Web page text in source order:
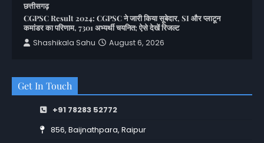
छत्तीसगढ़
CGPSC Result 2024: CGPSC ने जारी किया सूबेदार, SI और प्लाटून
कमांडर का परिणाम, 7301 अभ्यर्थी चयनित; ऐसे देखें रिजल्ट
Shashikala Sahu
August 6, 2026
Get In Touch
+91 78283 52772
856, Baijnathpara, Raipur